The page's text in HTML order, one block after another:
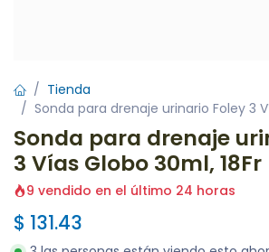
Tienda
Sonda para drenaje urinario Foley 3
Sonda para drenaje
3 Vías Globo 30ml, 18Fr
9 vendido en el último 24 horas
$ 131.43